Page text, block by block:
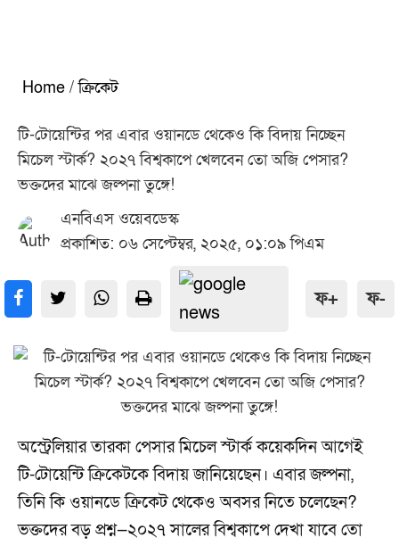
Home / ক্রিকেট
টি-টোয়েন্টির পর এবার ওয়ানডে থেকেও কি বিদায় নিচ্ছেন
মিচেল স্টার্ক? ২০২৭ বিশ্বকাপে খেলবেন তো অজি পেসার?
ভক্তদের মাঝে জল্পনা তুঙ্গে!
এনবিএস ওয়েবডেস্ক
প্রকাশিত: ০৬ সেপ্টেম্বর, ২০২৫, ০১:০৯ পিএম
ফ+ ফ-
অস্ট্রেলিয়ার তারকা পেসার মিচেল স্টার্ক কয়েকদিন আগেই
টি-টোয়েন্টি ক্রিকেটকে বিদায় জানিয়েছেন। এবার জল্পনা,
তিনি কি ওয়ানডে ক্রিকেট থেকেও অবসর নিতে চলেছেন?
ভক্তদের বড় প্রশ্ন—২০২৭ সালের বিশ্বকাপে দেখা যাবে তো